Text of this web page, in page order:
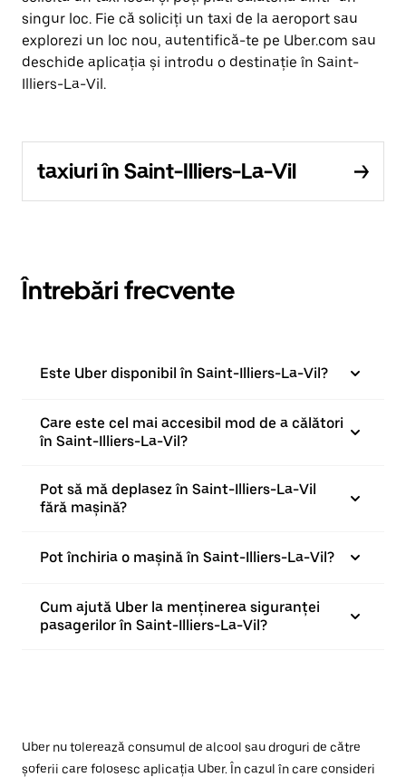
singur loc. Fie că soliciți un taxi de la aeroport sau
explorezi un loc nou, autentifică-te pe Uber.com sau
deschide aplicația și introdu o destinație în Saint-
Illiers-La-Vil.
taxiuri în Saint-Illiers-La-Vil
Întrebări frecvente
Este Uber disponibil în Saint-Illiers-La-Vil?
Care este cel mai accesibil mod de a călători
în Saint-Illiers-La-Vil?
Pot să mă deplasez în Saint-Illiers-La-Vil
fără mașină?
Pot închiria o mașină în Saint-Illiers-La-Vil?
Cum ajută Uber la menținerea siguranței
pasagerilor în Saint-Illiers-La-Vil?
Uber nu tolerează consumul de alcool sau droguri de către
șoferii care folosesc aplicația Uber. În cazul în care consideri